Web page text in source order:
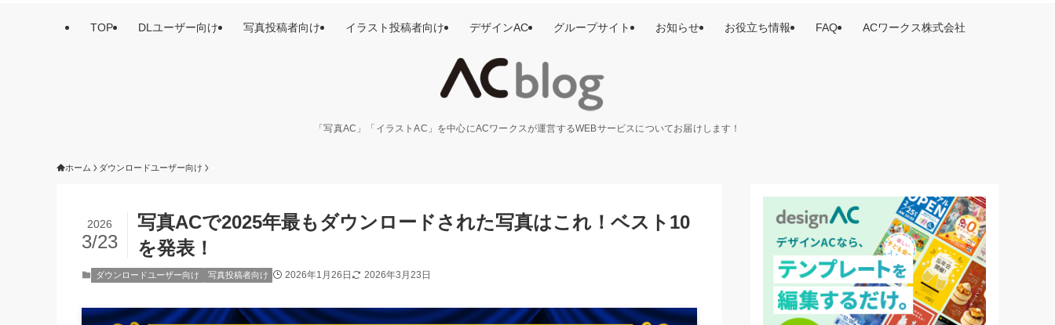
「写真AC」「イラストAC」を中心にACワークスが運営するWEBサービスについてお届けします！
TOP DLユーザー向け 写真投稿者向け イラスト投稿者向け デザインAC グループサイト お知らせ お役立ち情報 FAQ ACワークス株式会社
ホーム ダウンロードユーザー向け
写真ACで2025年最もダウンロードされた写真はこれ！ベスト10
を発表！
2026
3/23
ダウンロードユーザー向け 写真投稿者向け 2026年1月26日 2026年3月23日